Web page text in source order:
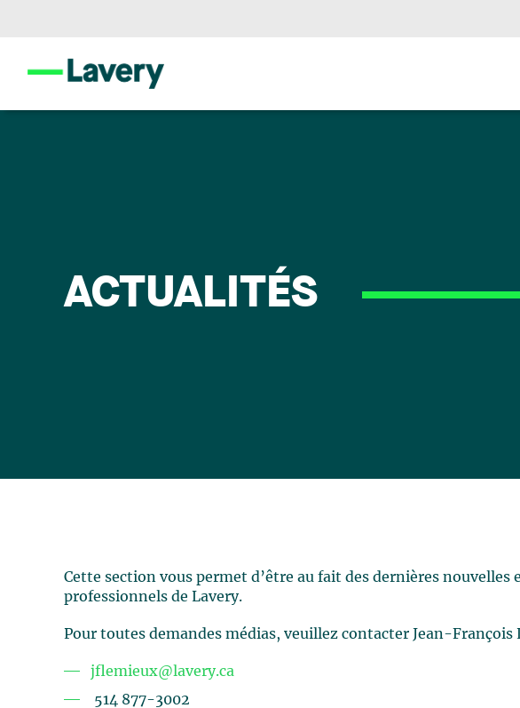
ACTUALITÉS
Cette section vous permet d’être au fait des dernières
professionnels de Lavery.
Pour toutes demandes médias, veuillez contacter Jean-François
jflemieux@lavery.ca
514 877-3002